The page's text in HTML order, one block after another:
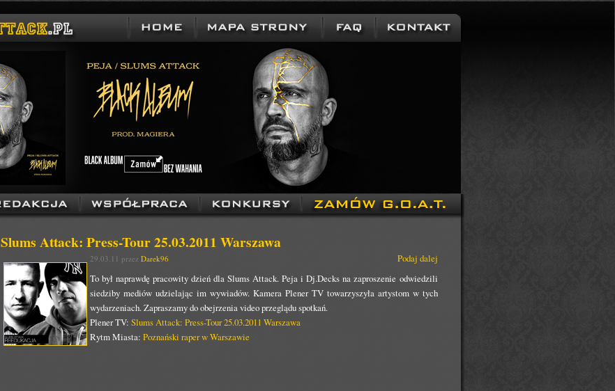
Slums Attack: Press-Tour 25.03.2011 Warszawa
29.03.11 przez Darek96
Podaj dalej
To był naprawdę pracowity dzień dla Slums Attack. Peja i Dj.Decks na zaproszenie odwiedzili
siedziby mediów udzielając im wywiadów. Kamera Plener TV towarzyszyła artystom w tych
wydarzeniach. Zapraszamy do obejrzenia video przeglądu spotkań.
Plener TV: Slums Attack: Press-Tour 25.03.2011 Warszawa
Rytm Miasta: Poznański raper w Warszawie